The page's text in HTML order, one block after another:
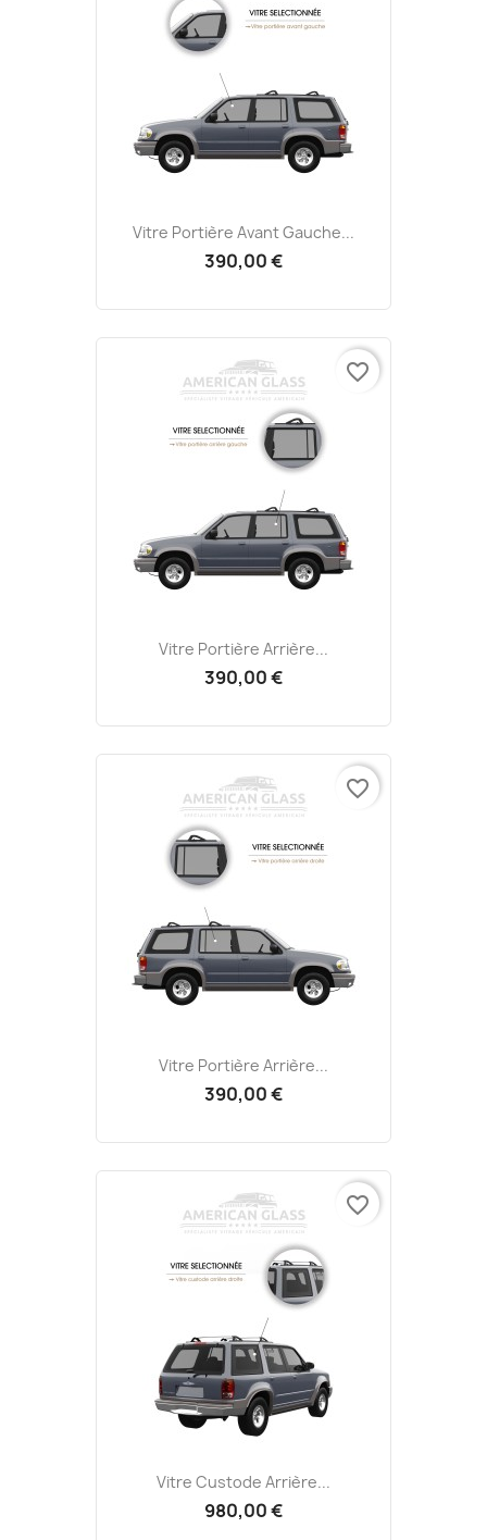
Vitre Portière Avant Gauche...
390,00 €
Vitre Portière Arrière...
390,00 €
favorite_border
Vitre Portière Arrière...
390,00 €
favorite_border
Vitre Custode Arrière...
980,00 €
favorite_border